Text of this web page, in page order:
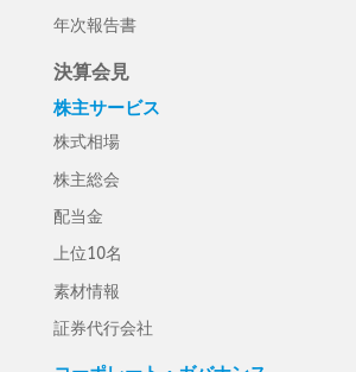
年次報告書
決算会見
株主サービス
株式相場
株主総会
配当金
上位10名
素材情報
証券代行会社